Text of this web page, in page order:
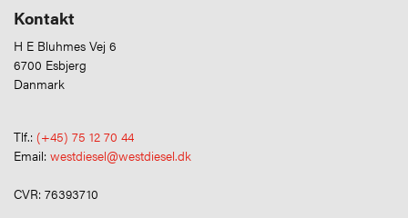
Kontakt
H E Bluhmes Vej 6
6700 Esbjerg
Danmark
Tlf.: (+45) 75 12 70 44
Email: westdiesel@westdiesel.dk
CVR: 76393710